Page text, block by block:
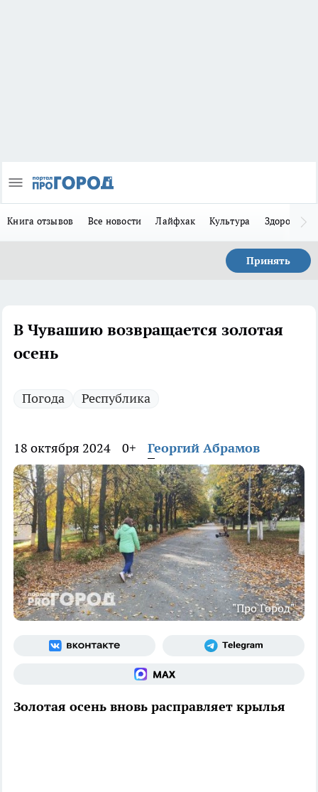
Книга отзывов Все новости Лайфхак Культура Здоровье
Принять
В Чувашию возвращается золотая
осень
Погода Республика
18 октября 2024 0+ Георгий Абрамов
"Про Город"
Золотая осень вновь расправляет крылья